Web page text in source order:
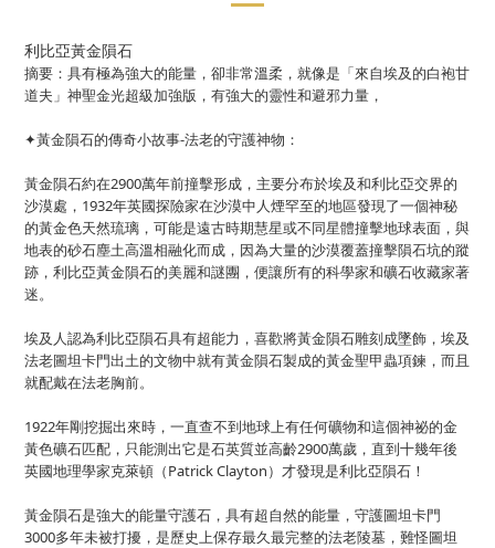
利比亞黃金隕石
摘要：具有極為強大的能量，卻非常溫柔，就像是「來自埃及的白袍甘
道夫」神聖金光超級加強版，有強大的靈性和避邪力量，
✦黃金隕石的傳奇小故事-法老的守護神物：
黃金隕石約在2900萬年前撞擊形成，主要分布於埃及和利比亞交界的
沙漠處，1932年英國探險家在沙漠中人煙罕至的地區發現了一個神秘
的黃金色天然琉璃，可能是遠古時期慧星或不同星體撞擊地球表面，與
地表的砂石塵土高溫相融化而成，因為大量的沙漠覆蓋撞擊隕石坑的蹤
跡，利比亞黃金隕石的美麗和謎團，便讓所有的科學家和礦石收藏家著
迷。
埃及人認為利比亞隕石具有超能力，喜歡將黃金隕石雕刻成墜飾，埃及
法老圖坦卡門出土的文物中就有黃金隕石製成的黃金聖甲蟲項鍊，而且
就配戴在法老胸前。
1922年剛挖掘出來時，一直查不到地球上有任何礦物和這個神祕的金
黃色礦石匹配，只能測出它是石英質並高齡2900萬歲，直到十幾年後
英國地理學家克萊頓（Patrick Clayton）才發現是利比亞隕石！
黃金隕石是強大的能量守護石，具有超自然的能量，守護圖坦卡門
3000多年未被打擾，是歷史上保存最久最完整的法老陵墓，難怪圖坦